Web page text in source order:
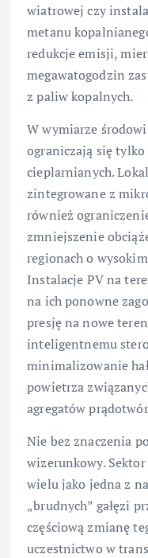
wiatrowej czy
metanu
redukcje emisji,
megawatogodzin
z paliw kopalnych.
W wymiarze
ograniczają się
cieplarnianych.
zintegrowane z
również
zmniejszenie
regionach o
Instalacje PV na
na ich ponowne
presję na nowe
inteligentnemu
minimalizowanie
powietrza
agregatów
Nie bez znaczenia
wizerunkowy.
wielu jako jedna z
„brudnych” gałęzi
częściową zmianę
uczestnictwo w